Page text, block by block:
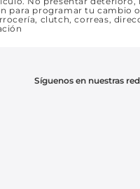
para programar tu cambio
clutch, correas,
Síguenos en nuestras